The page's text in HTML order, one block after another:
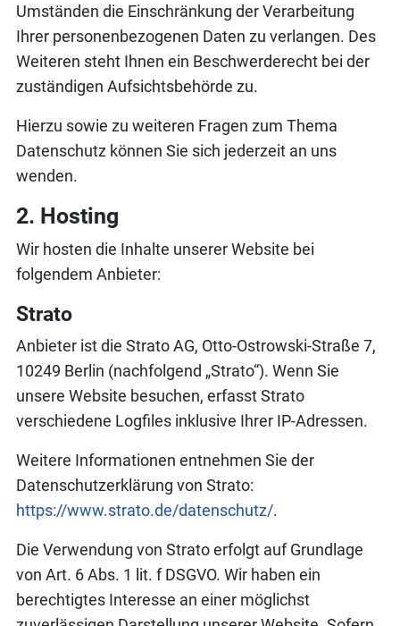
Umständen die Einschränkung der Verarbeitung
Ihrer personenbezogenen Daten zu verlangen. Des
Weiteren steht Ihnen ein Beschwerderecht bei der
zuständigen Aufsichtsbehörde zu.
Hierzu sowie zu weiteren Fragen zum Thema
Datenschutz können Sie sich jederzeit an uns
wenden.
2. Hosting
Wir hosten die Inhalte unserer Website bei
folgendem Anbieter:
Strato
Anbieter ist die Strato AG, Otto-Ostrowski-Straße 7,
10249 Berlin (nachfolgend „Strato“). Wenn Sie
unsere Website besuchen, erfasst Strato
verschiedene Logfiles inklusive Ihrer IP-Adressen.
Weitere Informationen entnehmen Sie der
Datenschutzerklärung von Strato:
https://www.strato.de/datenschutz/.
Die Verwendung von Strato erfolgt auf Grundlage
von Art. 6 Abs. 1 lit. f DSGVO. Wir haben ein
berechtigtes Interesse an einer möglichst